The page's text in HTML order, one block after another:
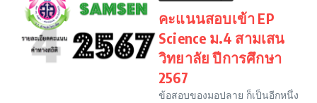
คะแนนสอบเข้า EP
Science ม.4 สามเสน
วิทยาลัย ปีการศึกษา
2567
ข้อสอบของมอปลาย ก็เป็นอีกหนึ่ง